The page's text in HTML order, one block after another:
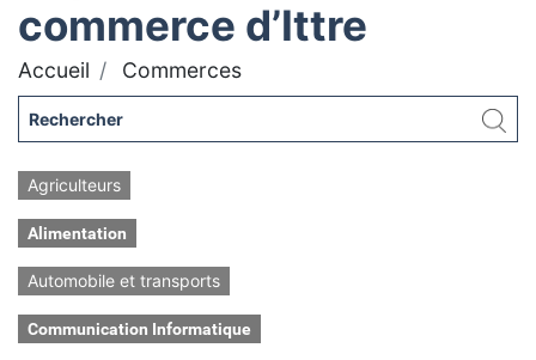
commerce d’Ittre
Accueil Commerces
Agriculteurs
Alimentation
Automobile et transports
Communication Informatique